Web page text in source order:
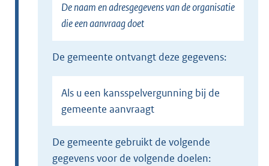
De naam en adresgegevens van de organisatie
die een aanvraag doet
de gemeente ontvangt deze gegevens:
Als u een kansspelvergunning bij de
gemeente aanvraagt
de gemeente gebruikt de volgende
gegevens voor de volgende doelen: